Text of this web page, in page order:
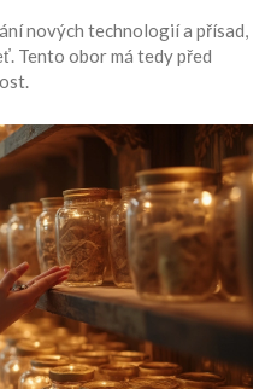
nových technologií a přísad,
Tento obor má tedy před